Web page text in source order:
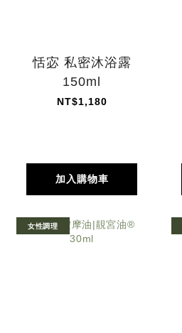
恬宓 私密沐浴露
150ml
NT$1,180
加入購物車
女性調理